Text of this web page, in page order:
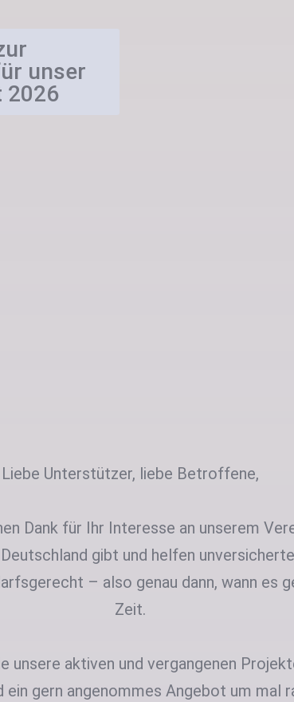
unser
2026
Liebe Unterstützer, liebe Betroffene,
Dank für Ihr Interesse an unserem
gibt und helfen
– also genau dann, wann es
Zeit.
unsere aktiven und vergangenen
gern angenommes Angebot um mal